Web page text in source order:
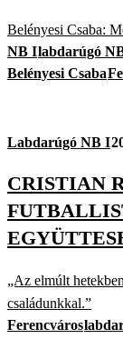
Belényesi Csaba:
NB Ilabdarúgó
Belényesi Csaba
Labdarúgó NB I
CRISTIAN
„Az elmúlt
családunkkal.”
Ferencváros